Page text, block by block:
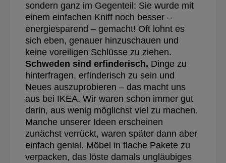
sondern ganz im Gegenteil: Sie wurde mit
einem einfachen Kniff noch besser –
energiesparend – gemacht! Oft lohnt es
sich eben, genauer hinzuschauen und
keine voreiligen Schlüsse zu ziehen.
Schweden sind erfinderisch. Dinge zu
hinterfragen, erfinderisch zu sein und
Neues auszuprobieren – das macht uns
aus bei IKEA. Wir waren schon immer gut
darin, aus wenig möglichst viel zu machen.
Manche unserer Ideen erscheinen
zunächst verrückt, waren später dann aber
einfach genial. Möbel in flache Pakete zu
verpacken, das löste damals ungläubiges